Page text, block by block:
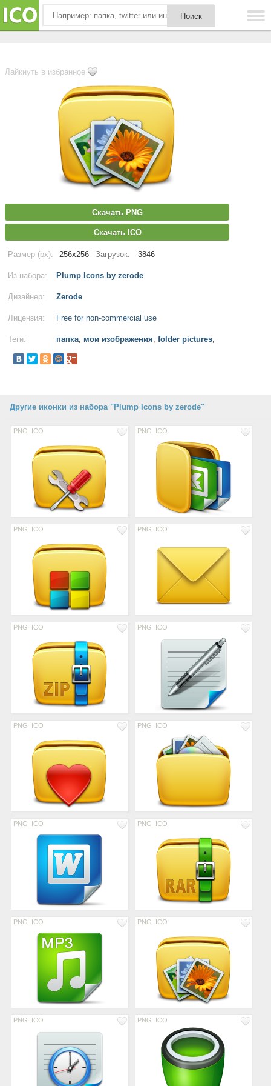
Лайкнуть в избранное
Скачать PNG
Скачать ICO
Размер (px): 256x256 Загрузок: 3846
Из набора: Plump Icons by zerode
Дизайнер: Zerode
Лицензия: Free for non-commercial use
Теги: папка, мои изображения, folder pictures,
Другие иконки из набора "Plump Icons by zerode"
PNG ICO PNG ICO
PNG ICO PNG ICO
PNG ICO PNG ICO
PNG ICO PNG ICO
PNG ICO PNG ICO
PNG ICO PNG ICO
PNG ICO PNG ICO